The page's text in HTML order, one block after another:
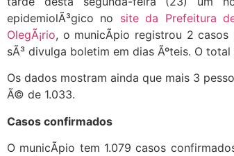
epidemiolÃ³gico no site da Prefeitura
OlegÃ¡rio, o municÃ­pio registrou 2 casos
sÃ³ divulga boletim em dias Ãºteis. O
Os dados mostram ainda que mais 3
Ã© de 1.033.
Casos confirmados
O municÃ­pio tem 1.079 casos